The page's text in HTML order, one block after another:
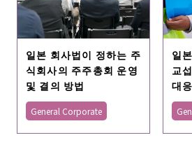
일본 회사법이 정하는 주
식회사의 주주총회 운영
및 결의 방법
General Corporate
일
교
대